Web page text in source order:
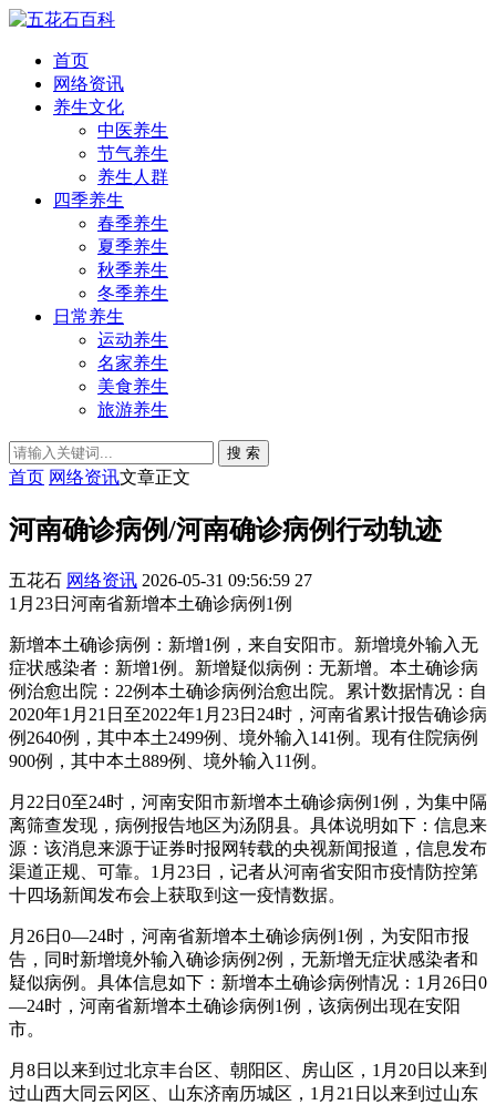
首页
网络资讯
养生文化
中医养生
节气养生
养生人群
四季养生
春季养生
夏季养生
秋季养生
冬季养生
日常养生
运动养生
名家养生
美食养生
旅游养生
搜 索
首页 网络资讯文章正文
河南确诊病例/河南确诊病例行动轨迹
五花石 网络资讯 2026-05-31 09:56:59 27
1月23日河南省新增本土确诊病例1例
新增本土确诊病例：新增1例，来自安阳市。新增境外输入无
症状感染者：新增1例。新增疑似病例：无新增。本土确诊病
例治愈出院：22例本土确诊病例治愈出院。累计数据情况：自
2020年1月21日至2022年1月23日24时，河南省累计报告确诊病
例2640例，其中本土2499例、境外输入141例。现有住院病例
900例，其中本土889例、境外输入11例。
月22日0至24时，河南安阳市新增本土确诊病例1例，为集中隔
离筛查发现，病例报告地区为汤阴县。具体说明如下：信息来
源：该消息来源于证券时报网转载的央视新闻报道，信息发布
渠道正规、可靠。1月23日，记者从河南省安阳市疫情防控第
十四场新闻发布会上获取到这一疫情数据。
月26日0—24时，河南省新增本土确诊病例1例，为安阳市报
告，同时新增境外输入确诊病例2例，无新增无症状感染者和
疑似病例。具体信息如下：新增本土确诊病例情况：1月26日0
—24时，河南省新增本土确诊病例1例，该病例出现在安阳
市。
月8日以来到过北京丰台区、朝阳区、房山区，1月20日以来到
过山西大同云冈区、山东济南历城区，1月21日以来到过山东